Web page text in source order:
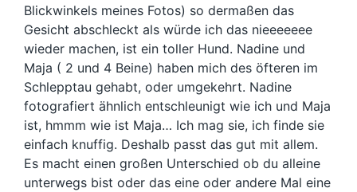
Blickwinkels meines Fotos) so dermaßen das
Gesicht abschleckt als würde ich das nieeeeeee
wieder machen, ist ein toller Hund. Nadine und
Maja ( 2 und 4 Beine) haben mich des öfteren im
Schlepptau gehabt, oder umgekehrt. Nadine
fotografiert ähnlich entschleunigt wie ich und Maja
ist, hmmm wie ist Maja… Ich mag sie, ich finde sie
einfach knuffig. Deshalb passt das gut mit allem.
Es macht einen großen Unterschied ob du alleine
unterwegs bist oder das eine oder andere Mal eine